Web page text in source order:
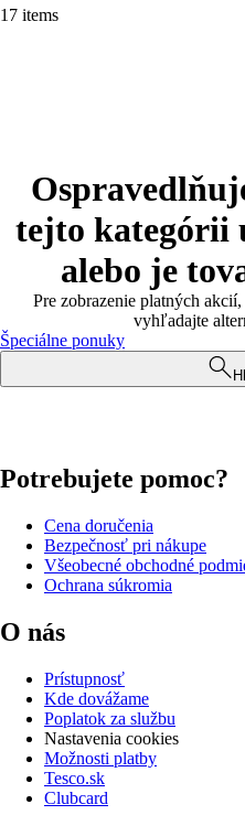
17 items
tejto kategórii
alebo je
Pre zobrazenie platných
vyhľadajte
Špeciálne ponuky
Potrebujete pomoc?
Cena doručenia
Bezpečnosť pri nákupe
Všeobecné obchodné
Ochrana súkromia
O nás
Prístupnosť
Kde dovážame
Poplatok za službu
Nastavenia cookies
Možnosti platby
Tesco.sk
Clubcard